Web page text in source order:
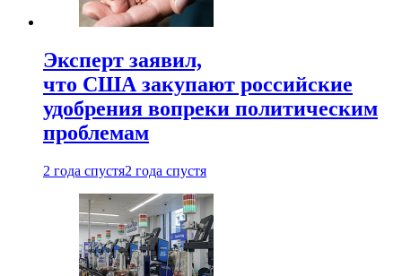
Эксперт заявил,
что США закупают российские
удобрения вопреки политическим
проблемам
2 года спустя2 года спустя